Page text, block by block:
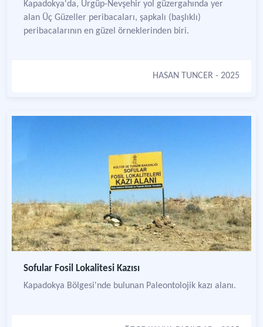
Kapadokya'da, Ürgüp-Nevşehir yol güzergahında yer
alan Üç Güzeller peribacaları, şapkalı (başlıklı)
peribacalarının en güzel örneklerinden biri.
HASAN TUNCER - 2025
Sofular Fosil Lokalitesi Kazısı
Kapadokya Bölgesi'nde bulunan Paleontolojik kazı alanı.